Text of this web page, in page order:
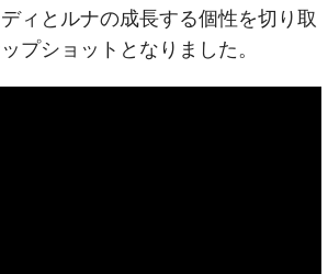
ィとルナの成長する個性を切り取
プショットとなりました。